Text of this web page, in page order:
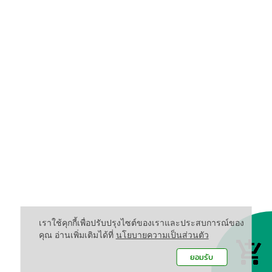
เราใช้คุกกี้เพื่อปรับปรุงไซต์ของเราและประสบการณ์ของ
คุณ อ่านเพิ่มเติมได้ที่ นโยบายความเป็นส่วนตัว
ยอมรับ